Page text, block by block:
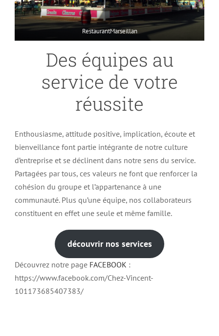
RestaurantMarseillan
Des équipes au
service de votre
réussite
Enthousiasme, attitude positive, implication, écoute et
bienveillance font partie intégrante de notre culture
d’entreprise et se déclinent dans notre sens du service.
Partagées par tous, ces valeurs ne font que renforcer la
cohésion du groupe et l’appartenance à une
communauté. Plus qu’une équipe, nos collaborateurs
constituent en effet une seule et même famille.
découvrir nos services
Découvrez notre page FACEBOOK :
https://www.facebook.com/Chez-Vincent-
101173685407383/